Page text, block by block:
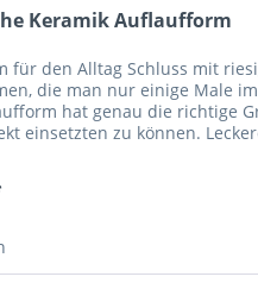
Keramik Auflaufform
für den Alltag Schluss mit
die man nur einige Male
hat genau die richtige
einsetzten zu können.